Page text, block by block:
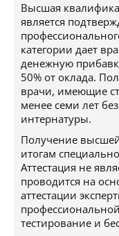
Высшая
является
категории дает
денежную
50% от оклада.
врачи, имеющие
менее семи лет
интернатуры.
Получение высшей
итогам
Аттестация не
проводится на
аттестации
тестирование и